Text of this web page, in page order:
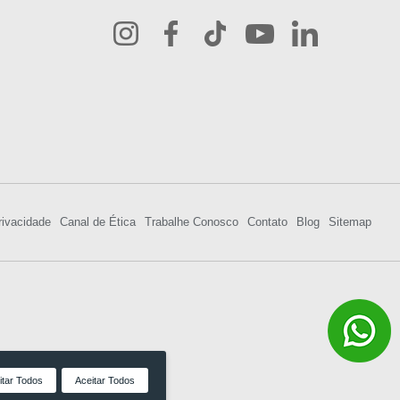
Canal de Ética Trabalhe Conosco Contato Blog Sitemap
Todos Aceitar Todos